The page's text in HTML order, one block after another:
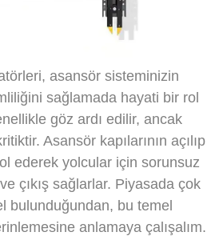
asansör sisteminizin
sağlamada hayati bir rol
göz ardı edilir, ancak
Asansör kapılarının açılıp
ederek yolcular için sorunsuz
çıkış sağlarlar. Piyasada çok
bulunduğundan, bu temel
anlamaya çalışalım.